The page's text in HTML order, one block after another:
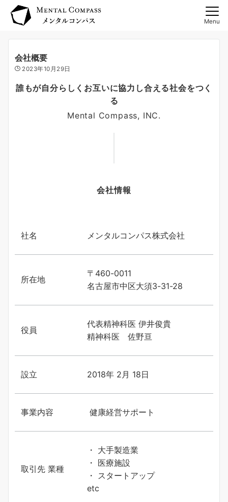
Menu
会社概要
2023年10月29日
誰もが自分らしくお互いに協力し合える社会をつく
る
Mental Compass, INC.
会社情報
社名 メンタルコンパス株式会社
所在地
〒460-0011
名古屋市中区大須3-31-28
役員
代表精神科医 伊井俊貴
精神科医 佐野亘
設立 2018年 2月 18日
事業内容 健康経営サポート
取引先 業種
・ 大手製造業
・ 医療施設
・ スタートアップ
etc